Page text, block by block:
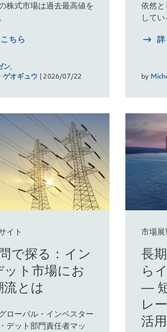
株式市場は過去最高値を
ちら
ン,
ゲオギュウ
| 2026/07/22
依然
して
詳
by
イト
で探る：イン
ット市場にお
流とは
ローバル・インベスター
デット部門責任者マッ
市場展
長
ら
―
レ
活用